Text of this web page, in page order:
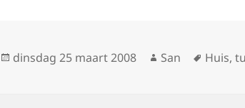
Geplaatst
dinsdag 25 maart 2008 Auteur
San Tags
Huis,